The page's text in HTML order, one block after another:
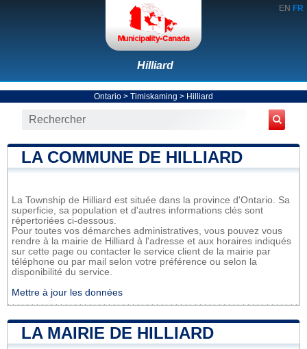
EN FR
Hilliard
Ontario > Timiskaming > Hilliard
LA COMMUNE DE HILLIARD
La Township de Hilliard est située dans la province d'Ontario. Sa
superficie, sa population et d'autres informations clés sont
répertoriées ci-dessous.
Pour toutes vos démarches administratives, vous pouvez vous
rendre à la mairie de Hilliard à l'adresse et aux horaires indiqués
sur cette page ou contacter le service client de la mairie par
téléphone ou par mail selon votre préférence ou selon la
disponibilité du service.
Mettre à jour les données
LA MAIRIE DE HILLIARD